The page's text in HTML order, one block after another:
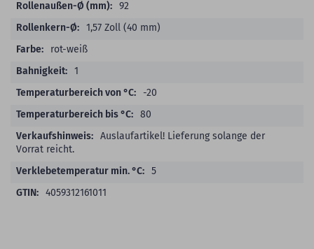
92
1,57 Zoll (40 mm)
rot-weiß
1
-20
80
Auslaufartikel! Lieferung solange der
Vorrat reicht.
5
4059312161011